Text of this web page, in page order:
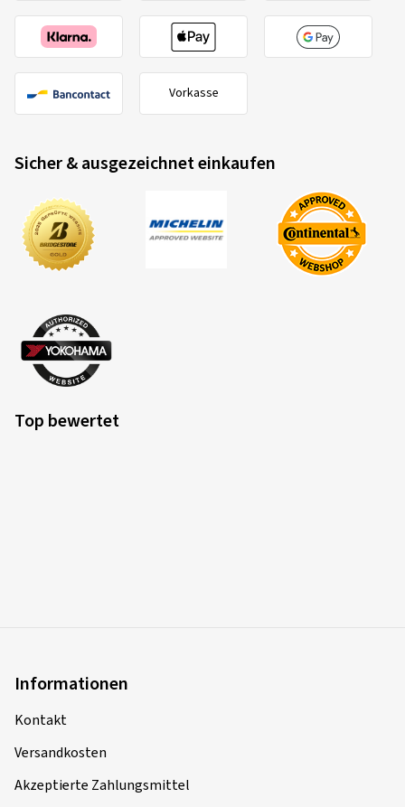
Vorkasse
Sicher & ausgezeichnet einkaufen
Top bewertet
Informationen
Kontakt
Versandkosten
Akzeptierte Zahlungsmittel